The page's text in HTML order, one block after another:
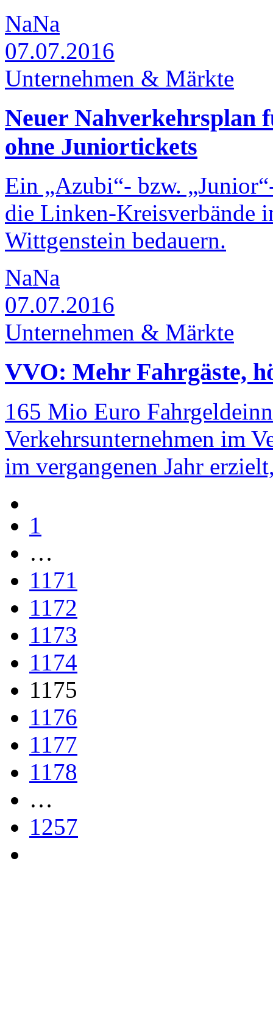
NaNa
07.07.2016
Unternehmen & Märkte
Neuer Nahverkehrsplan
ohne Juniortickets
Ein „Azubi“- bzw.
die Linken-Kreisverbände
Wittgenstein bedauern.
NaNa
07.07.2016
Unternehmen & Märkte
VVO: Mehr Fahrgäste,
165 Mio Euro
Verkehrsunternehmen im
im vergangenen Jahr
1
…
1171
1172
1173
1174
1175
1176
1177
1178
…
1257